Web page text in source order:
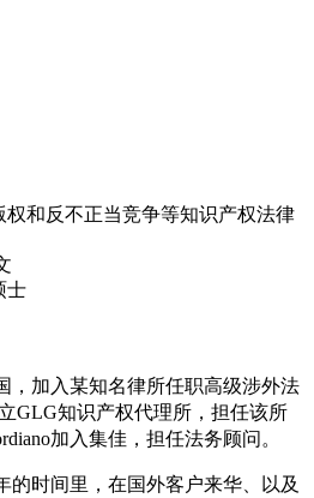
权和反不正当竞争等知识产权法律
士
，加入某知名律所任职高级涉外法
GLG知识产权代理所，担任该所
加入集佳，担任法务顾问。
的时间里，在国外客户来华、以及